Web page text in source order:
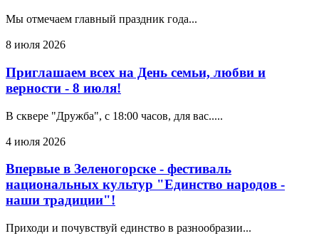
Мы отмечаем главный праздник года...
8 июля 2026
Приглашаем всех на День семьи, любви и
верности - 8 июля!
В сквере "Дружба", с 18:00 часов, для вас.....
4 июля 2026
Впервые в Зеленогорске - фестиваль
национальных культур "Единство народов -
наши традиции"!
Приходи и почувствуй единство в разнообразии...